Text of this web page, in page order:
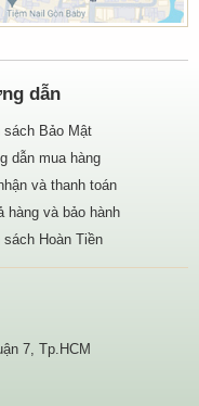
dẫn
sách Bảo Mật
dẫn mua hàng
và thanh toán
hàng và bảo hành
sách Hoàn Tiền
7, Tp.HCM